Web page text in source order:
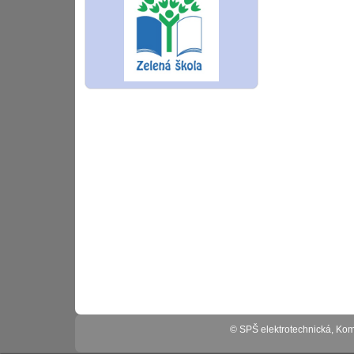
© SPŠ elektrotechnická,